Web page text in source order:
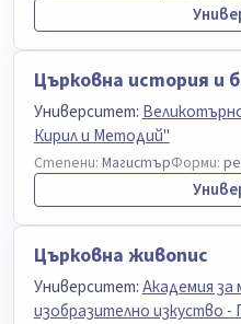
Църковна история и
Университет:
Кирил и Методий"
Степени: МагистърФорми:
Църковна живопис
Университет:Академия за
изобразително изкуство -